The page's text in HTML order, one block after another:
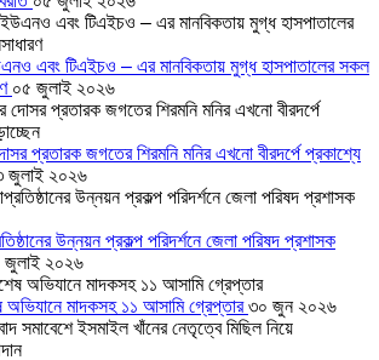
এবং টিএইচও – এর মানবিকতায় মুগ্ধ হাসপাতালের সকল
০৫ জুলাই ২০২৬
প্রতারক জগতের শিরমনি মনির এখনো বীরদর্পে প্রকাশ্যে
জুলাই ২০২৬
উন্নয়ন প্রকল্প পরিদর্শনে জেলা পরিষদ প্রশাসক
জুলাই ২০২৬
অভিযানে মাদকসহ ১১ আসামি গ্রেপ্তার৩০ জুন ২০২৬